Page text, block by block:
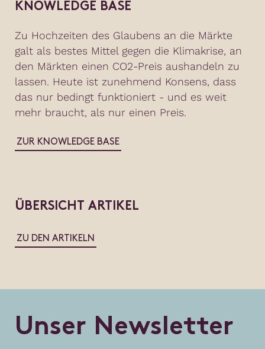
KNOWLEDGE BASE
Zu Hochzeiten des Glaubens an die Märkte
galt als bestes Mittel gegen die Klimakrise, an
den Märkten einen CO2-Preis aushandeln zu
lassen. Heute ist zunehmend Konsens, dass
das nur bedingt funktioniert - und es weit
mehr braucht, als nur einen Preis.
ZUR KNOWLEDGE BASE
ÜBERSICHT ARTIKEL
ZU DEN ARTIKELN
Unser Newsletter